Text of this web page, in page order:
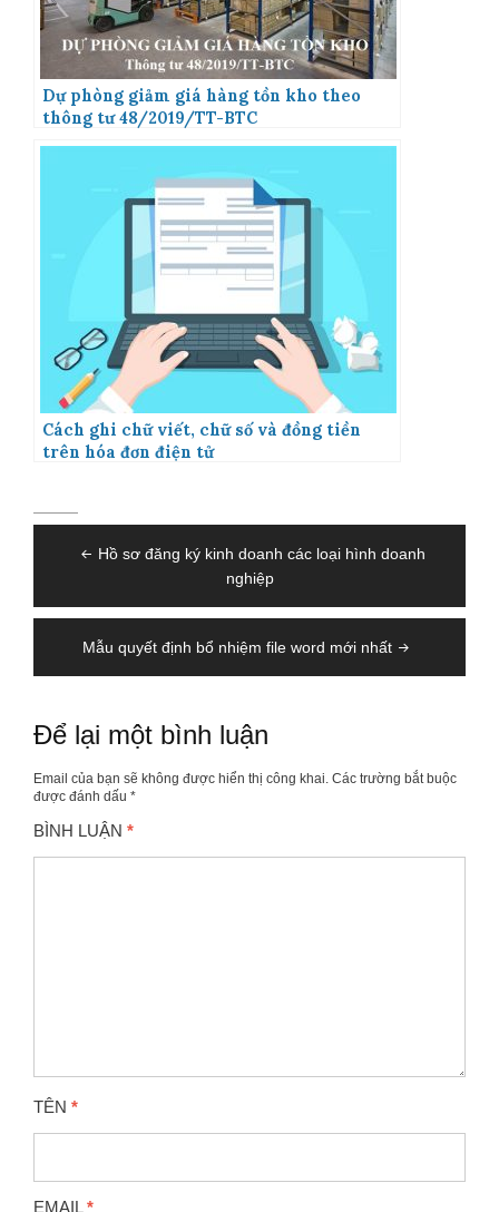
Dự phòng giảm giá hàng tồn kho theo
thông tư 48/2019/TT-BTC
Cách ghi chữ viết, chữ số và đồng tiền
trên hóa đơn điện tử
hướng
viết
Hồ sơ đăng ký kinh doanh các loại hình doanh
nghiệp
Mẫu quyết định bổ nhiệm file word mới nhất
Để lại một bình luận
Email của bạn sẽ không được hiển thị công khai. Các trường bắt buộc
được đánh dấu *
BÌNH LUẬN *
TÊN *
EMAIL*